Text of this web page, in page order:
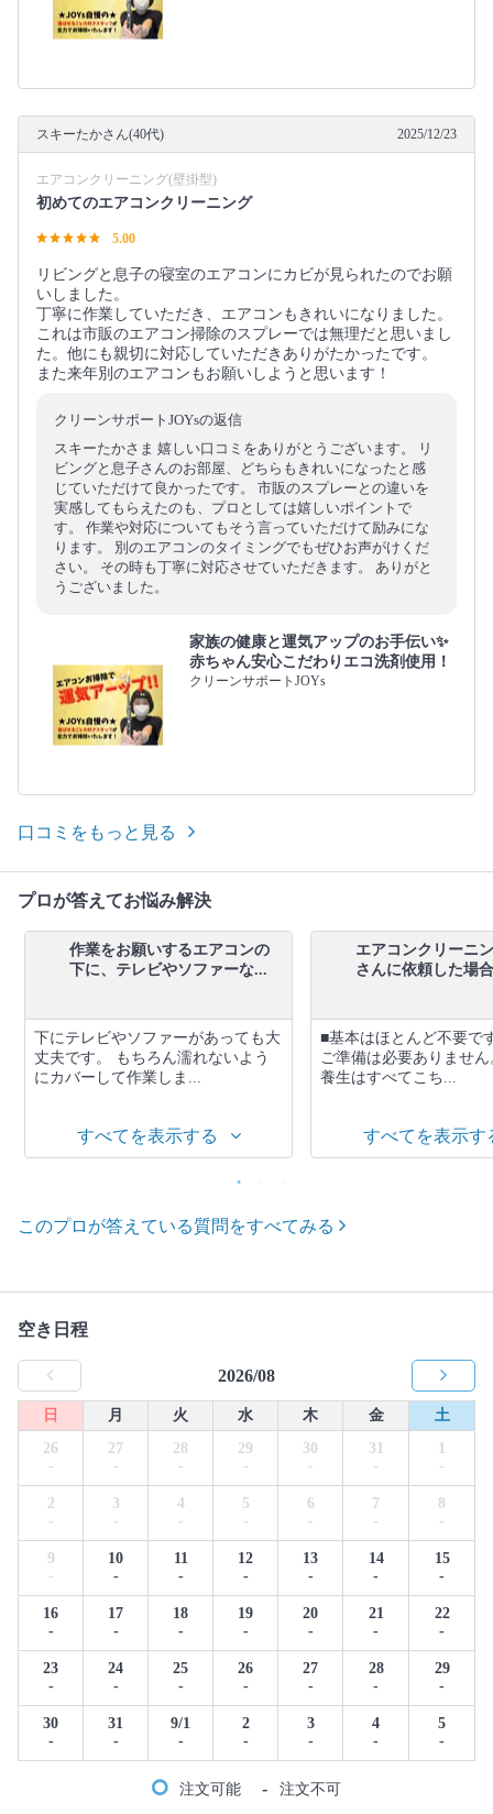
スキーたかさん(40代) 2025/12/23
エアコンクリーニング(壁掛型)
初めてのエアコンクリーニング
5.00
リビングと息子の寝室のエアコンにカビが見られたのでお願
いしました。
丁寧に作業していただき、エアコンもきれいになりました。
これは市販のエアコン掃除のスプレーでは無理だと思いまし
た。他にも親切に対応していただきありがたかったです。
また来年別のエアコンもお願いしようと思います！
クリーンサポートJOYsの返信
スキーたかさま 嬉しい口コミをありがとうございます。 リ
ビングと息子さんのお部屋、どちらもきれいになったと感
じていただけて良かったです。 市販のスプレーとの違いを
実感してもらえたのも、プロとしては嬉しいポイントで
す。 作業や対応についてもそう言っていただけて励みにな
ります。 別のエアコンのタイミングでもぜひお声がけくだ
さい。 その時も丁寧に対応させていただきます。 ありがと
うございました。
家族の健康と運気アップのお手伝い✨
赤ちゃん安心こだわりエコ洗剤使用！
クリーンサポートJOYs
口コミをもっと見る
プロが答えてお悩み解決
作業をお願いするエアコンの
下に、テレビやソファーな...
下にテレビやソファーがあっても大
丈夫です。 もちろん濡れないよう
にカバーして作業しま...
すべてを表示する
エアコンクリーニ
さんに依頼した場
■基本はほとんど不要で
ご準備は必要ありませ
養生はすべてこち...
すべてを表示す
このプロが答えている質問をすべてみる
空き日程
2026/08
日 月 火 水 木 金
土
26
-
27
-
28
-
29
-
30
-
31
-
1
-
2
-
3
-
4
-
5
-
6
-
7
-
8
-
9
-
10
-
11
-
12
-
13
-
14
-
15
-
16
-
17
-
18
-
19
-
20
-
21
-
22
-
23
-
24
-
25
-
26
-
27
-
28
-
29
-
30
-
31
-
9/1
-
2
-
3
-
4
-
5
-
注文可能 - 注文不可